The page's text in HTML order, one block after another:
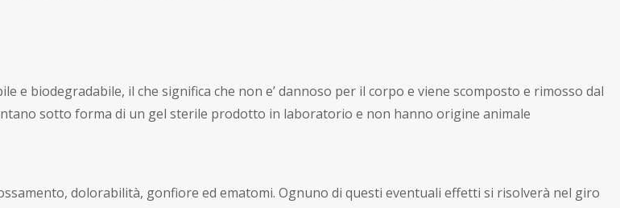
biodegradabile, il che significa che non e’ dannoso per il corpo e viene scomposto e rimosso dal
sotto forma di un gel sterile prodotto in laboratorio e non hanno origine animale
dolorabilità, gonfiore ed ematomi. Ognuno di questi eventuali effetti si risolverà nel giro